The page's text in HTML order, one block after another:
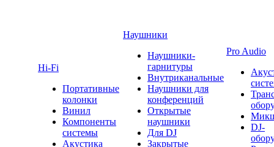
Hi-Fi
Портативные
колонки
Винил
Компоненты
системы
Акустика
Наушники
Наушники-
гарнитуры
Внутриканальные
Наушники для
конференций
Открытые
наушники
Для DJ
Закрытые
Pro Audio
DJ-